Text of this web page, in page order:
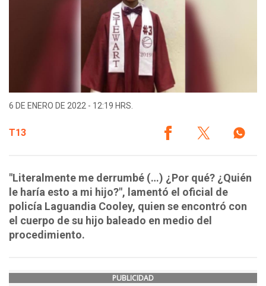
6 DE ENERO DE 2022 - 12:19 HRS.
T13
"Literalmente me derrumbé (…) ¿Por qué? ¿Quién
le haría esto a mi hijo?", lamentó el oficial de
policía Laguandia Cooley, quien se encontró con
el cuerpo de su hijo baleado en medio del
procedimiento.
PUBLICIDAD